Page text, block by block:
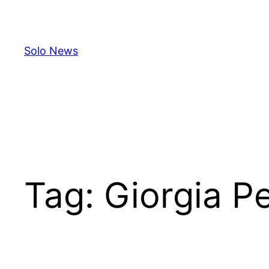
content
Solo News
Tag: Giorgia